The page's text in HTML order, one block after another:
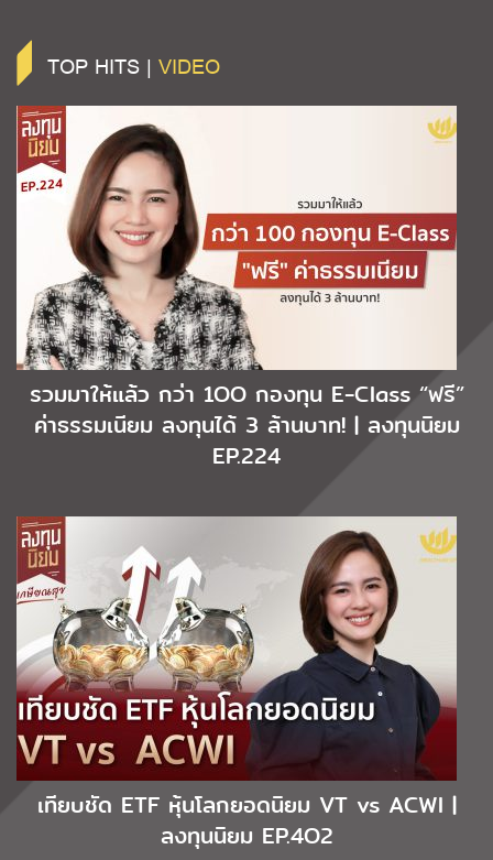
TOP HITS | VIDEO
รวมมาให้แล้ว กว่า 1OO กองทุน E-Class “ฟรี”
ค่าธรรมเนียม ลงทุนได้ 3 ล้านบาท! | ลงทุนนิยม
EP.224
เทียบชัด ETF หุ้นโลกยอดนิยม VT vs ACWI |
ลงทุนนิยม EP.4O2